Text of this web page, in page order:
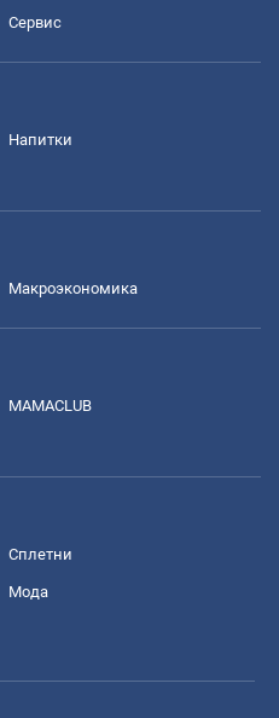
Сервис
Напитки
Mакроэкономика
MAMACLUB
Сплетни
Мода